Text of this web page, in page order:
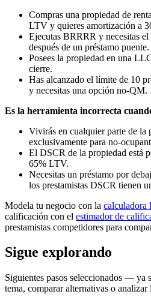
Compras una propiedad de
LTV y quieres amortización a
Ejecutas BRRRR y necesitas
después de un préstamo puente.
Posees la propiedad en una
cierre.
Has alcanzado el límite de 10
y necesitas una opción no-QM.
Es la herramienta incorrecta
Vivirás en cualquier parte de
exclusivamente para no-
El DSCR de la propiedad está
65% LTV.
Necesitas un préstamo por
los prestamistas DSCR tienen
Modela tu negocio con la calculadora
calificación con el estimador de
prestamistas competidores para
Sigue explorando
Siguientes pasos seleccionados — ya
tema, comparar alternativas o analizar